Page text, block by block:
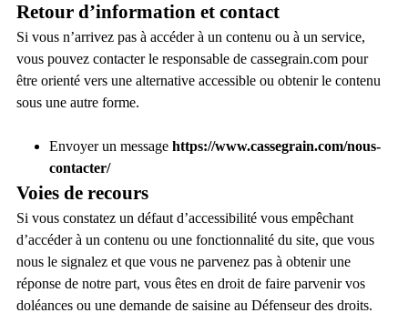
Retour d’information et contact
Si vous n’arrivez pas à accéder à un contenu ou à un service,
vous pouvez contacter le responsable de cassegrain.com pour
être orienté vers une alternative accessible ou obtenir le contenu
sous une autre forme.
Envoyer un message https://www.cassegrain.com/nous-
contacter/
Voies de recours
Si vous constatez un défaut d’accessibilité vous empêchant
d’accéder à un contenu ou une fonctionnalité du site, que vous
nous le signalez et que vous ne parvenez pas à obtenir une
réponse de notre part, vous êtes en droit de faire parvenir vos
doléances ou une demande de saisine au Défenseur des droits.